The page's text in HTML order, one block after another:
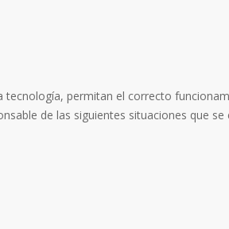
tecnología, permitan el correcto
de las siguientes situaciones que se